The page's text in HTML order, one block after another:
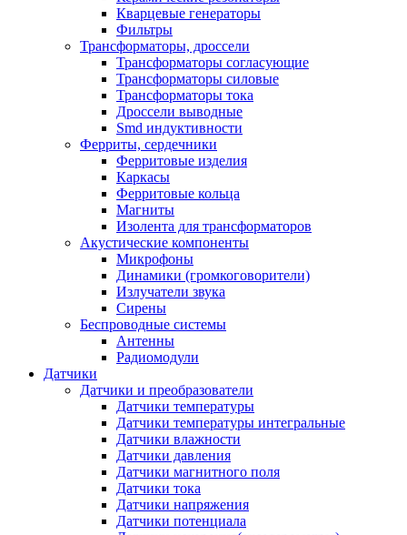
Кварцевые генераторы
Фильтры
Трансформаторы, дроссели
Трансформаторы согласующие
Трансформаторы силовые
Трансформаторы тока
Дроссели выводные
Smd индуктивности
Ферриты, сердечники
Ферритовые изделия
Каркасы
Ферритовые кольца
Магниты
Изолента для трансформаторов
Акустические компоненты
Микрофоны
Динамики (громкоговорители)
Излучатели звука
Сирены
Беспроводные системы
Антенны
Радиомодули
Датчики
Датчики и преобразователи
Датчики температуры
Датчики температуры интегральные
Датчики влажности
Датчики давления
Датчики магнитного поля
Датчики тока
Датчики напряжения
Датчики потенциала